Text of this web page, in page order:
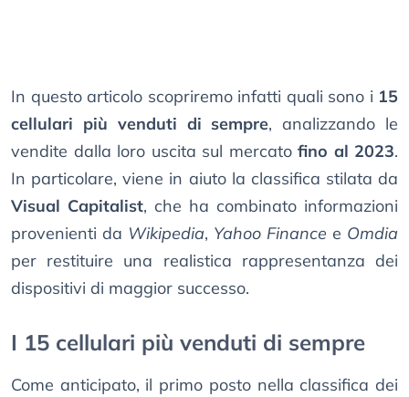
In questo articolo scopriremo infatti quali sono i 15
cellulari più venduti di sempre, analizzando le
vendite dalla loro uscita sul mercato fino al 2023.
In particolare, viene in aiuto la classifica stilata da
Visual Capitalist, che ha combinato informazioni
provenienti da Wikipedia, Yahoo Finance e Omdia
per restituire una realistica rappresentanza dei
dispositivi di maggior successo.
I 15 cellulari più venduti di sempre
Come anticipato, il primo posto nella classifica dei